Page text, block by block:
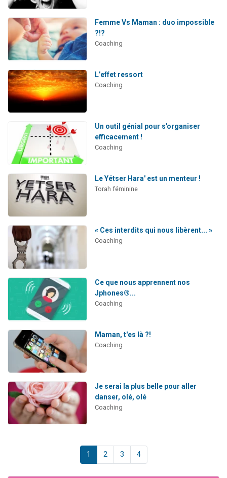
Femme Vs Maman : duo impossible
?!?
Coaching
L’effet ressort
Coaching
Un outil génial pour s'organiser
efficacement !
Coaching
Le Yétser Hara' est un menteur !
Torah féminine
« Ces interdits qui nous libèrent... »
Coaching
Ce que nous apprennent nos
Jphones®...
Coaching
Maman, t'es là ?!
Coaching
Je serai la plus belle pour aller
danser, olé, olé
Coaching
1 2 3 4